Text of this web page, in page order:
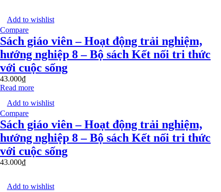
Add to wishlist
Compare
Sách giáo viên – Hoạt động trải nghiệm,
hướng nghiệp 8 – Bộ sách Kết nối tri thức
với cuộc sống
43.000₫
Read more
Add to wishlist
Compare
Sách giáo viên – Hoạt động trải nghiệm,
hướng nghiệp 8 – Bộ sách Kết nối tri thức
với cuộc sống
43.000₫
Add to wishlist